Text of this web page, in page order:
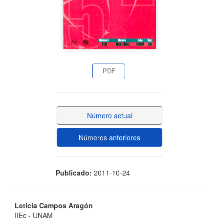
PDF
Número actual
Números anteriores
Publicado: 2011-10-24
Contenido
Leticia Campos Aragón
IIEc - UNAM